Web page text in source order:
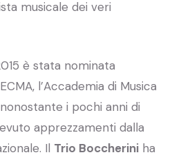
musicale dei veri
è stata nominata
l’Accademia di Musica
i pochi anni di
apprezzamenti dalla
Il Trio Boccherini ha